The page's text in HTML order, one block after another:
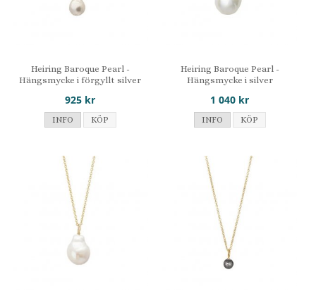
Heiring Baroque Pearl -
Hängsmycke i förgyllt silver
925 kr
INFO KÖP
Heiring Baroque Pearl -
Hängsmycke i silver
1 040 kr
INFO KÖP